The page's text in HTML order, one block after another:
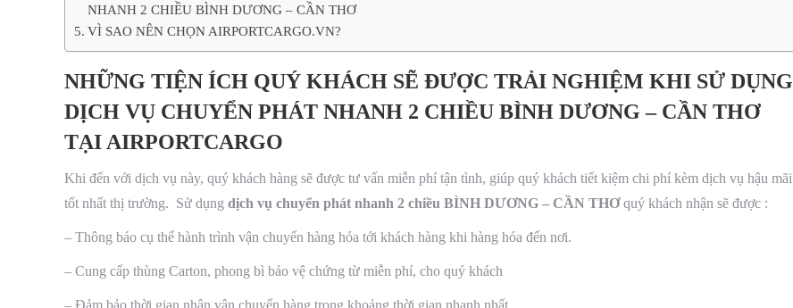
NHANH 2 CHIỀU BÌNH DƯƠNG – CẦN THƠ
VÌ SAO NÊN CHỌN AIRPORTCARGO.VN?
NHỮNG TIỆN ÍCH QUÝ KHÁCH SẼ ĐƯỢC TRẢI NGHIỆM KHI SỬ DỤNG
DỊCH VỤ CHUYỂN PHÁT NHANH 2 CHIỀU BÌNH DƯƠNG – CẦN THƠ
TẠI AIRPORTCARGO
Khi đến với dịch vụ này, quý khách hàng sẽ được tư vấn miễn phí tận tình, giúp quý khách tiết kiệm chi phí kèm dịch vụ hậu mãi
tốt nhất thị trường. Sử dụng dịch vụ chuyển phát nhanh 2 chiều BÌNH DƯƠNG – CẦN THƠquý khách nhận sẽ được :
– Thông báo cụ thể hành trình vận chuyển hàng hóa tới khách hàng khi hàng hóa đến nơi.
– Cung cấp thùng Carton, phong bì bảo vệ chứng từ miễn phí, cho quý khách
– Đảm bảo thời gian nhận vận chuyển hàng trong khoảng thời gian nhanh nhất